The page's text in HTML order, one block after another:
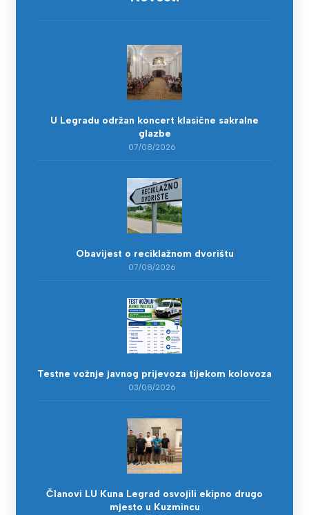
U Legradu održan koncert klasične sakralne
glazbe
07/08/2026
Obavijest o reciklažnom dvorištu
07/08/2026
Testne vožnje javnog prijevoza tijekom kolovoza
03/08/2026
Članovi LU Kuna Legrad osvojili ekipno drugo
mjesto u Kuzmincu